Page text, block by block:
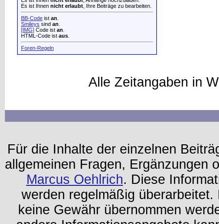
Es ist Ihnen nicht erlaubt , Ihre Beiträge zu bearbeiten.
BB-Code ist an
Smileys sind an
[IMG] Code ist an
HTML-Code ist aus
Foren-Regeln
Alle Zeitangaben in
Für die Inhalte der einzelnen
allgemeinen Fragen, Ergänzungen
Marcus Oehlrich. Diese
werden regelmäßig
keine Gewähr übernommen